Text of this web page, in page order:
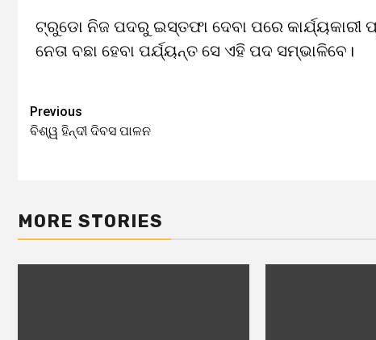
ଟ୍ରୁଡୋ ନିଜ ପଦରୁ ଇସ୍ତଫା ଦେବା ପରେ କାର୍ଯ୍ୟକାରୀ
ନେତା ବଛା ହେବା ପର୍ଯ୍ୟନ୍ତ ସେ ଏହି ପଦ ସମ୍ଭାଳିବେ।
Continue
Reading
Previous
ବିଶ୍ୱ ହିନ୍ଦୀ ଦିବସ ପାଳନ
MORE STORIES